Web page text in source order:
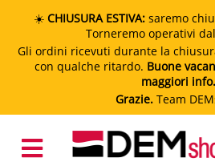
☀️ CHIUSURA ESTIVA: saremo
Torneremo operativi dal
Gli ordini ricevuti durante la
con qualche ritardo. Buone
maggiori info.
Grazie. Team